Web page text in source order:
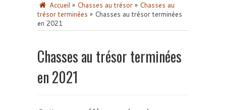
Accueil » Chasses au trésor » Chasses au
trésor terminées » Chasses au trésor terminées
en 2021
Chasses au trésor terminées
en 2021